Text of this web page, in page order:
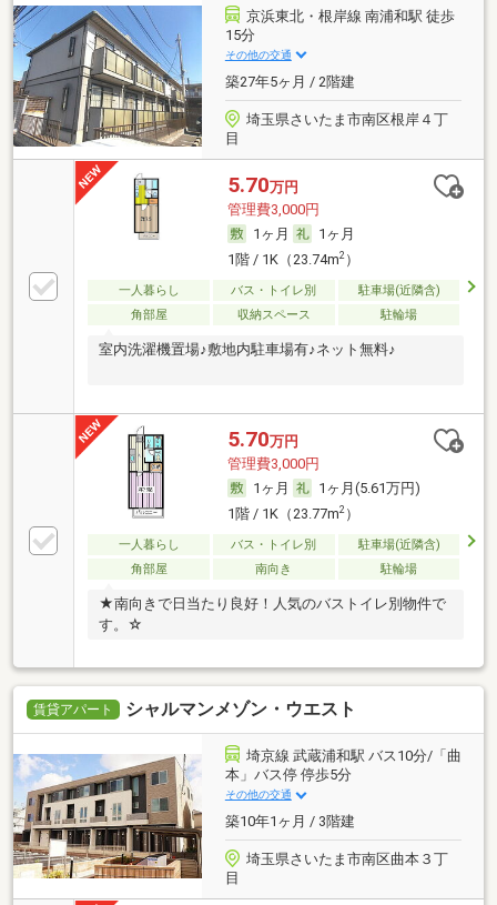
京浜東北・根岸線 南浦和駅 徒歩
15分
その他の交通
築27年5ヶ月 / 2階建
埼玉県さいたま市南区根岸４丁
目
5.70万円
管理費3,000円
1ヶ月
1ヶ月
1階 / 1K（23.74m2）
一人暮らし バス・トイレ別
駐車場(近隣含)
角部屋
収納スペース 駐輪場
室内洗濯機置場♪敷地内駐車場有♪ネット無料♪
5.70万円
管理費3,000円
1ヶ月
1ヶ月(5.61万円)
1階 / 1K（23.77m2）
一人暮らし バス・トイレ別
駐車場(近隣含)
角部屋
南向き 駐輪場
★南向きで日当たり良好！人気のバストイレ別物件で
す。☆
賃貸アパート シャルマンメゾン・ウエスト
埼京線 武蔵浦和駅 バス10分/「曲
本」バス停 停歩5分
その他の交通
築10年1ヶ月 / 3階建
埼玉県さいたま市南区曲本３丁
目